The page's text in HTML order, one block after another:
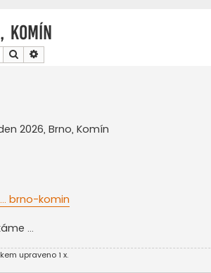
Komín
Hledat
2026, Brno, Komín
brno-komin
...
upraveno 1 x.